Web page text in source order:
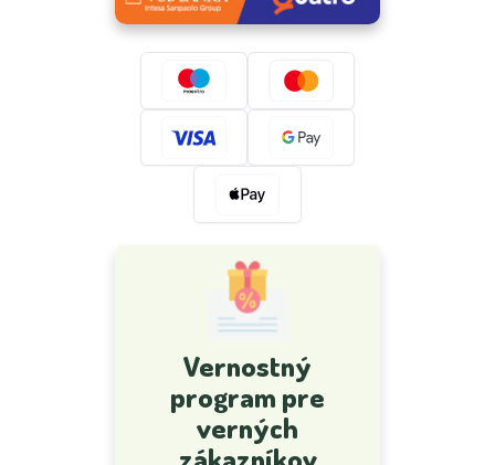
Vernostný
program pre
verných